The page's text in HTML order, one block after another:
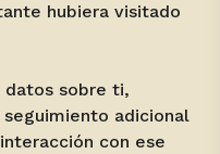
hubiera visitado
datos sobre ti,
adicional
con ese